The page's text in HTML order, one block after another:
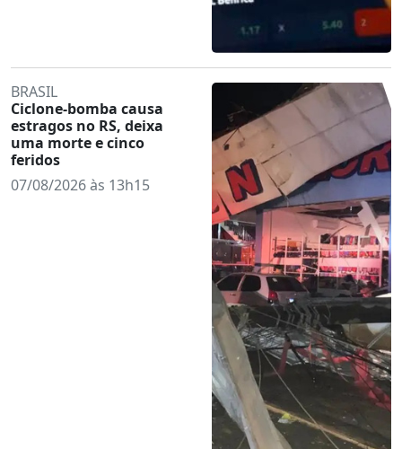
BRASIL
Ciclone-bomba causa
estragos no RS, deixa
uma morte e cinco
feridos
07/08/2026 às 13h15